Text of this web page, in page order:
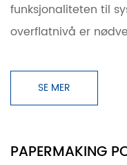
funksjonaliteten til
overflatnivå er
SE MER
PAPERMAKING